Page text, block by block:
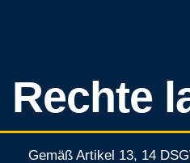
Rechte
Gemäß Artikel 13, 14